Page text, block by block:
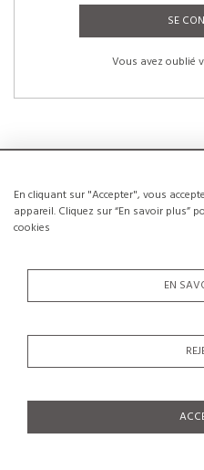
En cliquant sur "Accepter", vous
appareil. Cliquez sur “En savoir plus”
cookies
EN
SE
Vous avez oublié
La création d’un compte a de
CRÉER